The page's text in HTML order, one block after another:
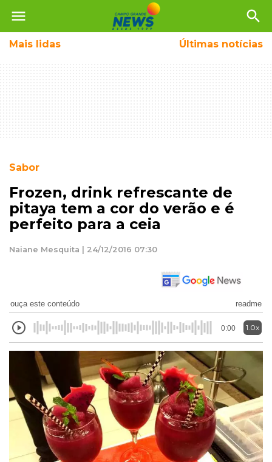
menu search
Mais lidas Últimas notícias
Sabor
Frozen, drink refrescante de
pitaya tem a cor do verão e é
perfeito para a ceia
Naiane Mesquita | 24/12/2016 07:30
ouça este conteúdo readme
0:00 1.0x